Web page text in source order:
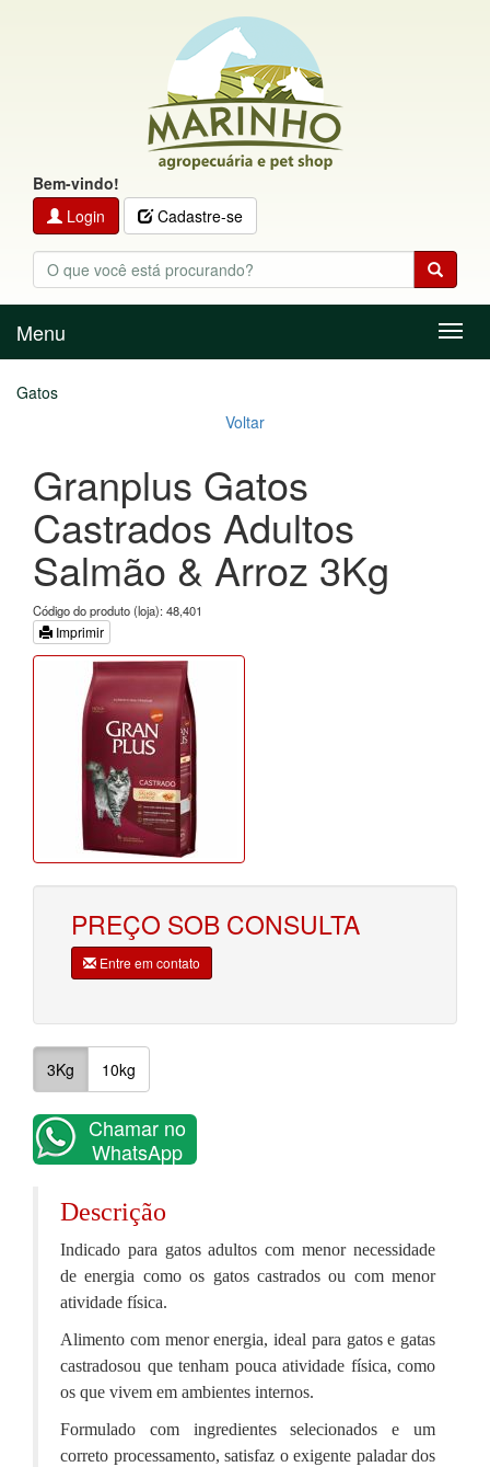
Bem-vindo!
Login
Cadastre-se
Menu
Menu
Gatos
Voltar
Granplus Gatos
Castrados Adultos
Salmão & Arroz 3Kg
Código do produto (loja): 48,401
Imprimir
PREÇO SOB CONSULTA
Entre em contato
3Kg 10kg
Chamar no
WhatsApp
Descrição
Indicado para gatos adultos com menor necessidade
de energia como os gatos castrados ou com menor
atividade física.
Alimento com menor energia, ideal para gatos e gatas
castradosou que tenham pouca atividade física, como
os que vivem em ambientes internos.
Formulado com ingredientes selecionados e um
correto processamento, satisfaz o exigente paladar dos